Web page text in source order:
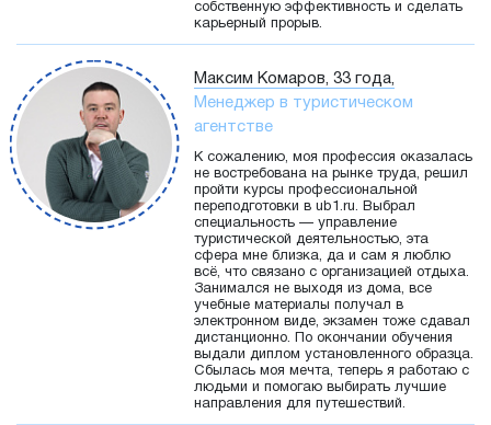
собственную эффективность и сделать
карьерный прорыв.
Максим Комаров, 33 года,
Менеджер в туристическом
агентстве
К сожалению, моя профессия оказалась
не востребована на рынке труда, решил
пройти курсы профессиональной
переподготовки в ub1.ru. Выбрал
специальность — управление
туристической деятельностью, эта
сфера мне близка, да и сам я люблю
всё, что связано с организацией отдыха.
Занимался не выходя из дома, все
учебные материалы получал в
электронном виде, экзамен тоже сдавал
дистанционно. По окончании обучения
выдали диплом установленного образца.
Сбылась моя мечта, теперь я работаю с
людьми и помогаю выбирать лучшие
направления для путешествий.